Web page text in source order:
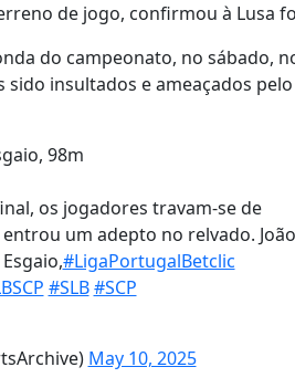
de jogo, confirmou à Lusa
do campeonato, no sábado,
insultados e ameaçados
98m
os jogadores travam-se de
um adepto no relvado. João
#LigaPortugalBetclic
#SLB #SCP
May 10, 2025